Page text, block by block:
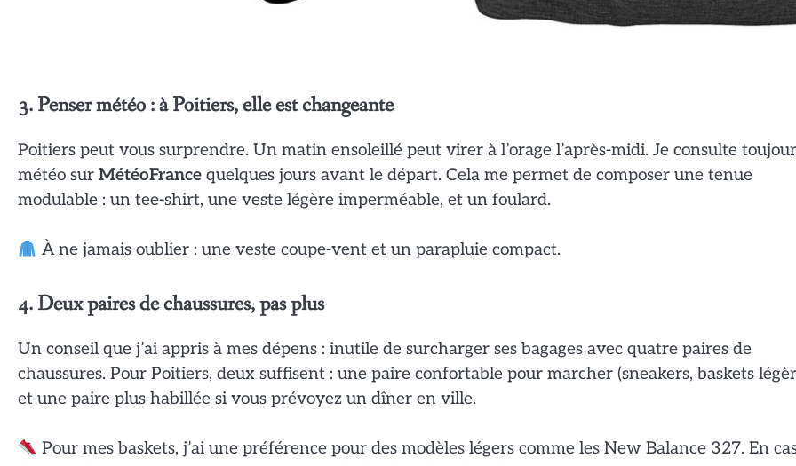
3. Penser météo : à Poitiers, elle est changeante
Poitiers peut vous surprendre. Un matin ensoleillé peut virer à l’orage l’après-midi. Je consulte
météo sur MétéoFrance quelques jours avant le départ. Cela me permet de composer une tenue
modulable : un tee-shirt, une veste légère imperméable, et un foulard.
À ne jamais oublier : une veste coupe-vent et un parapluie compact.
4. Deux paires de chaussures, pas plus
Un conseil que j’ai appris à mes dépens : inutile de surcharger ses bagages avec quatre paires de
chaussures. Pour Poitiers, deux suffisent : une paire confortable pour marcher (sneakers, baskets
et une paire plus habillée si vous prévoyez un dîner en ville.
Pour mes baskets, j’ai une préférence pour des modèles légers comme les New Balance 327. En